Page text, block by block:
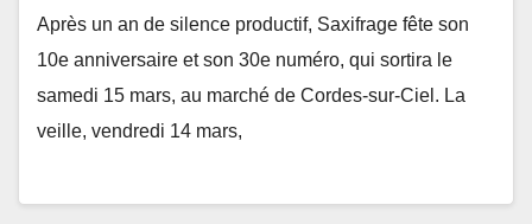
Après un an de silence productif, Saxifrage fête son
10e anniversaire et son 30e numéro, qui sortira le
samedi 15 mars, au marché de Cordes-sur-Ciel. La
veille, vendredi 14 mars,